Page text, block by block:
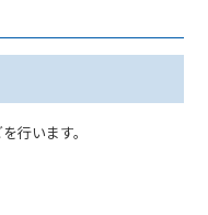
行います。